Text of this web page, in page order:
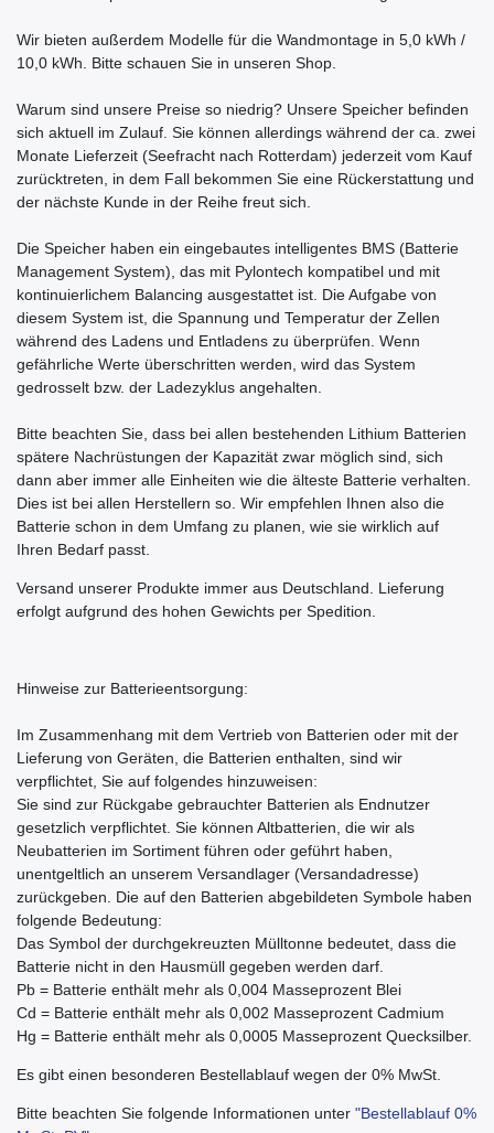
Wir bieten außerdem Modelle für die Wandmontage in 5,0 kWh /
10,0 kWh. Bitte schauen Sie in unseren Shop.
Warum sind unsere Preise so niedrig? Unsere Speicher befinden
sich aktuell im Zulauf. Sie können allerdings während der ca. zwei
Monate Lieferzeit (Seefracht nach Rotterdam) jederzeit vom Kauf
zurücktreten, in dem Fall bekommen Sie eine Rückerstattung und
der nächste Kunde in der Reihe freut sich.
Die Speicher haben ein eingebautes intelligentes BMS (Batterie
Management System), das mit Pylontech kompatibel und mit
kontinuierlichem Balancing ausgestattet ist. Die Aufgabe von
diesem System ist, die Spannung und Temperatur der Zellen
während des Ladens und Entladens zu überprüfen. Wenn
gefährliche Werte überschritten werden, wird das System
gedrosselt bzw. der Ladezyklus angehalten.
Bitte beachten Sie, dass bei allen bestehenden Lithium Batterien
spätere Nachrüstungen der Kapazität zwar möglich sind, sich
dann aber immer alle Einheiten wie die älteste Batterie verhalten.
Dies ist bei allen Herstellern so. Wir empfehlen Ihnen also die
Batterie schon in dem Umfang zu planen, wie sie wirklich auf
Ihren Bedarf passt.
Versand unserer Produkte immer aus Deutschland. Lieferung
erfolgt aufgrund des hohen Gewichts per Spedition.
Hinweise zur Batterieentsorgung:
Im Zusammenhang mit dem Vertrieb von Batterien oder mit der
Lieferung von Geräten, die Batterien enthalten, sind wir
verpflichtet, Sie auf folgendes hinzuweisen:
Sie sind zur Rückgabe gebrauchter Batterien als Endnutzer
gesetzlich verpflichtet. Sie können Altbatterien, die wir als
Neubatterien im Sortiment führen oder geführt haben,
unentgeltlich an unserem Versandlager (Versandadresse)
zurückgeben. Die auf den Batterien abgebildeten Symbole haben
folgende Bedeutung:
Das Symbol der durchgekreuzten Mülltonne bedeutet, dass die
Batterie nicht in den Hausmüll gegeben werden darf.
Pb = Batterie enthält mehr als 0,004 Masseprozent Blei
Cd = Batterie enthält mehr als 0,002 Masseprozent Cadmium
Hg = Batterie enthält mehr als 0,0005 Masseprozent Quecksilber.
Es gibt einen besonderen Bestellablauf wegen der 0% MwSt.
Bitte beachten Sie folgende Informationen unter "Bestellablauf 0%